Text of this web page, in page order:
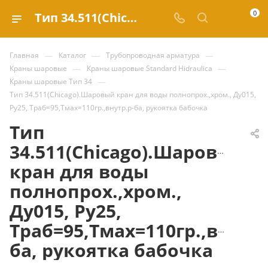
Тип 34.511(Chicago).Шаровый кран для воды полнопрох.,хром., Ду015, Ру25, Траб=95,Тмах=110гр.,внутр.р-ба, рукоятка бабочка купить за 595.80 ₽ | Valve.ru 0
Главная — Каталог — Трубопроводная арматура —
Краны шаровые — Краны шаровые Standard Hidraulica —
Краны шаровые Тип 34 —
Тип 34.511(Chicago).Шаровый кран для воды полнопрох.,хром., Ду015,
Ру25, Траб=95,Тмах=110гр.,внутр.р-ба, рукоятка бабочка
Тип
34.511(Chicago).Шаровый
кран для воды
полнопрох.,хром.,
Ду015, Ру25,
ба, рукоятка бабочка